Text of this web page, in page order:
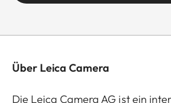
Über Leica Camera
Die Leica Camera AG ist ein